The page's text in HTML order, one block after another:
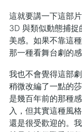
這就要講一下這部
3D 與類似動態捕
美感。如果不靠這
那一種看舞台劇的
我也不會覺得這部
稍微改編了一點的
是幾百年前的那種
入，但其實這種風
還是很受歡迎的。